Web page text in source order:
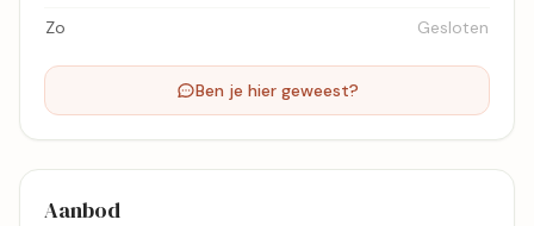
Zo
Gesloten
Ben je hier geweest?
Aanbod